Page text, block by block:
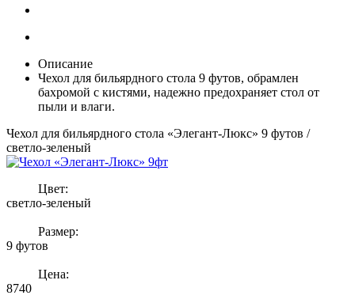
Описание
Чехол для бильярдного стола 9 футов, обрамлен
бахромой с кистями, надежно предохраняет стол от
пыли и влаги.
Чехол для бильярдного стола «Элегант-Люкс» 9 футов /
светло-зеленый
Цвет:
светло-зеленый
Размер:
9 футов
Цена:
8740